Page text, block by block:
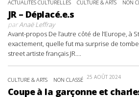
ACTUALITÉS CULTURELLES CULTURE & ARTS NON
JR – Déplacé.e.s
parAnaë Leffray
Avant-propos De l’autre côté de l’Europe, à
exactement, quelle fut ma surprise de
street artiste français JR....
CULTURE & ARTS NON CLASSÉ 25 AOÛT 2024
Coupe à la garçonne et